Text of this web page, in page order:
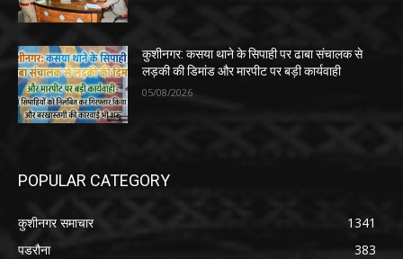
कुशीनगर: कसया थाने के सिपाही पर ढाबा संचालक से
लड़की की डिमांड और मारपीट पर बड़ी कार्यवाही
05/08/2026
POPULAR CATEGORY
कुशीनगर समाचार
1341
पडरौना
383